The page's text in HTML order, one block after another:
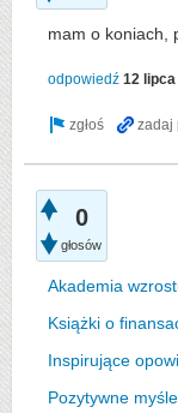
mam o koniach,
odpowiedź 12
0
głosów
Akademia
Książki o
Inspirujące
Pozytywne